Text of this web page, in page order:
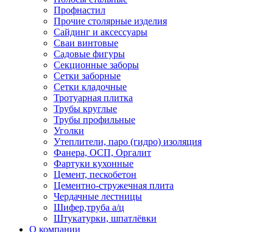
Профнастил
Прочие столярные изделия
Сайдинг и аксессуары
Сваи винтовые
Садовые фигуры
Секционные заборы
Сетки заборные
Сетки кладочные
Тротуарная плитка
Трубы круглые
Трубы профильные
Уголки
Утеплители, паро (гидро) изоляция
Фанера, ОСП, Оргалит
Фартуки кухонные
Цемент, пескобетон
Цементно-стружечная плита
Чердачные лестницы
Шифер,труба а/ц
Штукатурки, шпатлёвки
О компании